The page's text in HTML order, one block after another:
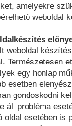
amelyekre
weboldal
weboldal
Természetesen
egy honlap
esetben
gondoskodni
áll probléma
oldal esetében is